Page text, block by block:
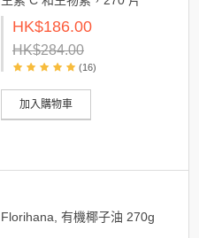
HK$186.00
HK$284.00
(16)
加入購物車
Florihana, 有機椰子油 270g